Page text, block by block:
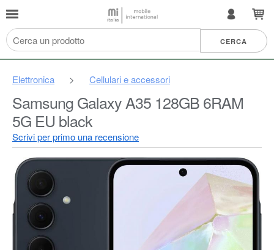
Elettronica > Cellulari e accessori
Samsung Galaxy A35 128GB 6RAM
5G EU black
Scrivi per primo una recensione